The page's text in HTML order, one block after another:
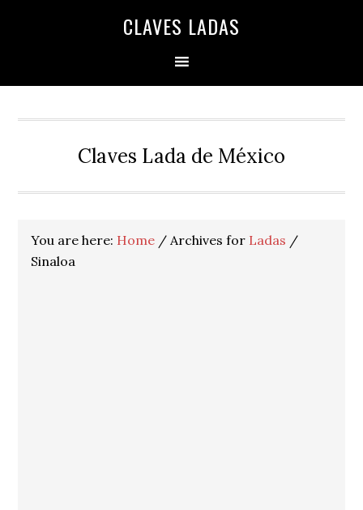
CLAVES LADAS
Claves Lada de México
You are here: Home / Archives for Ladas /
Sinaloa